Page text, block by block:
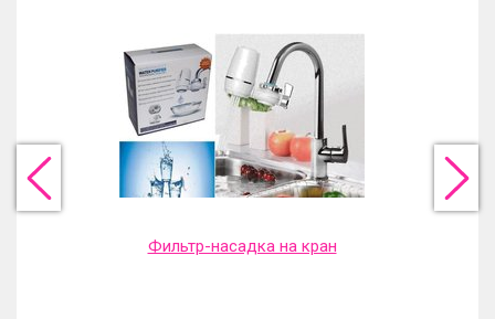
Фильтр-насадка на кран